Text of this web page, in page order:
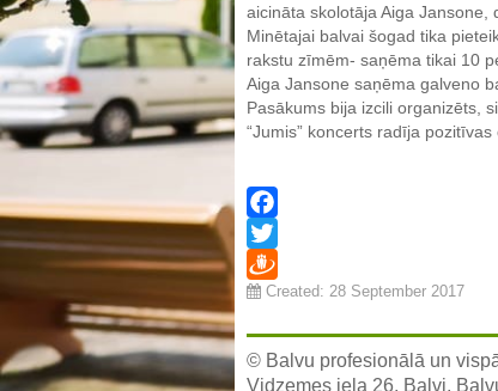
aicināta skolotāja Aiga Jansone,
Minētajai balvai šogad tika
rakstu zīmēm- saņēma tikai 10
Aiga Jansone saņēma galveno
Pasākums bija izcili organizēts,
“Jumis” koncerts radīja pozitīvas
Facebook
Twitter
Draugiem
Created: 28 September 2017
© Balvu profesionālā un
Vidzemes iela 26, Balvi,